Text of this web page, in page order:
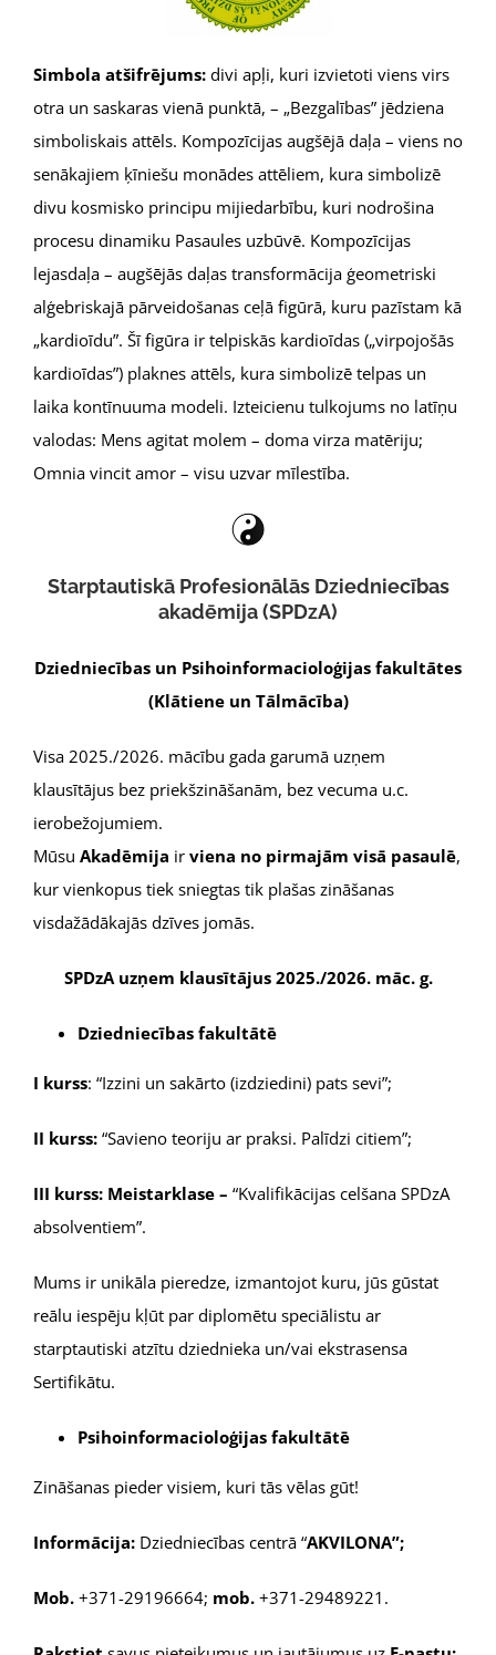
Simbola atšifrējums: divi apļi, kuri izvietoti viens virs
otra un saskaras vienā punktā, – „Bezgalības” jēdziena
simboliskais attēls. Kompozīcijas augšējā daļa – viens no
senākajiem ķīniešu monādes attēliem, kura simbolizē
divu kosmisko principu mijiedarbību, kuri nodrošina
procesu dinamiku Pasaules uzbūvē. Kompozīcijas
lejasdaļa – augšējās daļas transformācija ģeometriski
alģebriskajā pārveidošanas ceļā figūrā, kuru pazīstam kā
„kardioīdu”. Šī figūra ir telpiskās kardioīdas („virpojošās
kardioīdas”) plaknes attēls, kura simbolizē telpas un
laika kontīnuuma modeli. Izteicienu tulkojums no latīņu
valodas: Mens agitat molem – doma virza matēriju;
Omnia vincit amor – visu uzvar mīlestība.
Starptautiskā Profesionālās Dziedniecības
akadēmija (SPDzA)
Dziedniecības un Psihoinformacioloģijas fakultātes
(Klātiene un Tālmācība)
Visa 2025./2026. mācību gada garumā uzņem
klausītājus bez priekšzināšanām, bez vecuma u.c.
ierobežojumiem.
Mūsu Akadēmija ir viena no pirmajām visā pasaulē,
kur vienkopus tiek sniegtas tik plašas zināšanas
visdažādākajās dzīves jomās.
SPDzA uzņem klausītājus 2025./2026. māc. g.
Dziedniecības fakultātē
I kurss: “Izzini un sakārto (izdziedini) pats sevi”;
II kurss: “Savieno teoriju ar praksi. Palīdzi citiem”;
III kurss: Meistarklase – “Kvalifikācijas celšana SPDzA
absolventiem”.
Mums ir unikāla pieredze, izmantojot kuru, jūs gūstat
reālu iespēju kļūt par diplomētu speciālistu ar
starptautiski atzītu dziednieka un/vai ekstrasensa
Sertifikātu.
Psihoinformacioloģijas fakultātē
Zināšanas pieder visiem, kuri tās vēlas gūt!
Informācija: Dziedniecības centrā “AKVILONA”;
Mob. +371-29196664; mob. +371-29489221.